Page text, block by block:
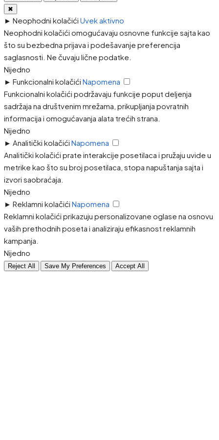
✖
► Neophodni kolačići Uvek aktivno
Neophodni kolačići omogućavaju osnovne funkcije sajta kao
što su bezbedna prijava i podešavanje preferencija
saglasnosti. Ne čuvaju lične podatke.
Nijedno
► Funkcionalni kolačići Napomena
Funkcionalni kolačići podržavaju funkcije poput deljenja
sadržaja na društvenim mrežama, prikupljanja povratnih
informacija i omogućavanja alata trećih strana.
Nijedno
► Analitički kolačići Napomena
Analitički kolačići prate interakcije posetilaca i pružaju uvide u
metrike kao što su broj posetilaca, stopa napuštanja sajta i
izvori saobraćaja.
Nijedno
► Reklamni kolačići Napomena
Reklamni kolačići prikazuju personalizovane oglase na osnovu
vaših prethodnih poseta i analiziraju efikasnost reklamnih
kampanja.
Nijedno
Reject All Save My Preferences Accept All